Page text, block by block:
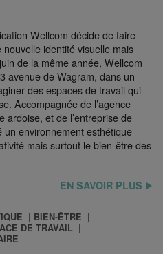
Wellcom décide de faire
identité visuelle mais
de la même année, Wellcom
avenue de Wagram, dans un
des espaces de travail qui
Accompagnée de l’agence
ardoise, et de l’entreprise de
environnement esthétique
mais surtout le bien-être des
EN SAVOIR PLUS
BIEN-ÊTRE
DE TRAVAIL